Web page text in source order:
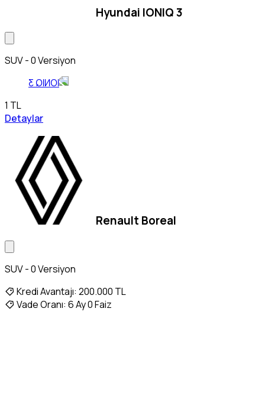
Hyundai IONIQ 3
SUV - 0 Versiyon
1 TL
Detaylar
Renault Boreal
SUV - 0 Versiyon
Kredi Avantajı: 200.000 TL
Vade Oranı: 6 Ay 0 Faiz